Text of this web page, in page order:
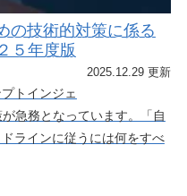
の技術的対策に係る
５年度版
2025.12.29 更新
トインジェ
急務となっています。「自
ラインに従うには何をすべ